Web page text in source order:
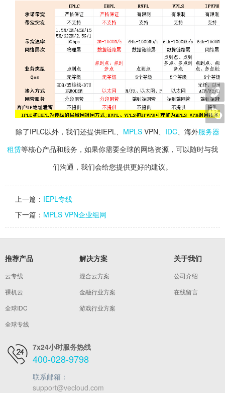
除了IPLC以外，我们还提供IEPL、 MPLS VPN、 IDC 、海外服务器
租赁等核心产品和服务，如果你需要全球的网络资源，可以随时与我
们沟通，我们会给您提供更好的建议。
上一篇： IEPL专线
下一篇： MPLS VPN企业组网
7x24小时服务热线
400-028-9798
联系邮箱：
support@vecloud.com
推荐产品
云专线
裸机云
全球IDC
全球专线
解决方案
混合云方案
金融行业方案
游戏行业方案
关于我们
公司介绍
在线留言